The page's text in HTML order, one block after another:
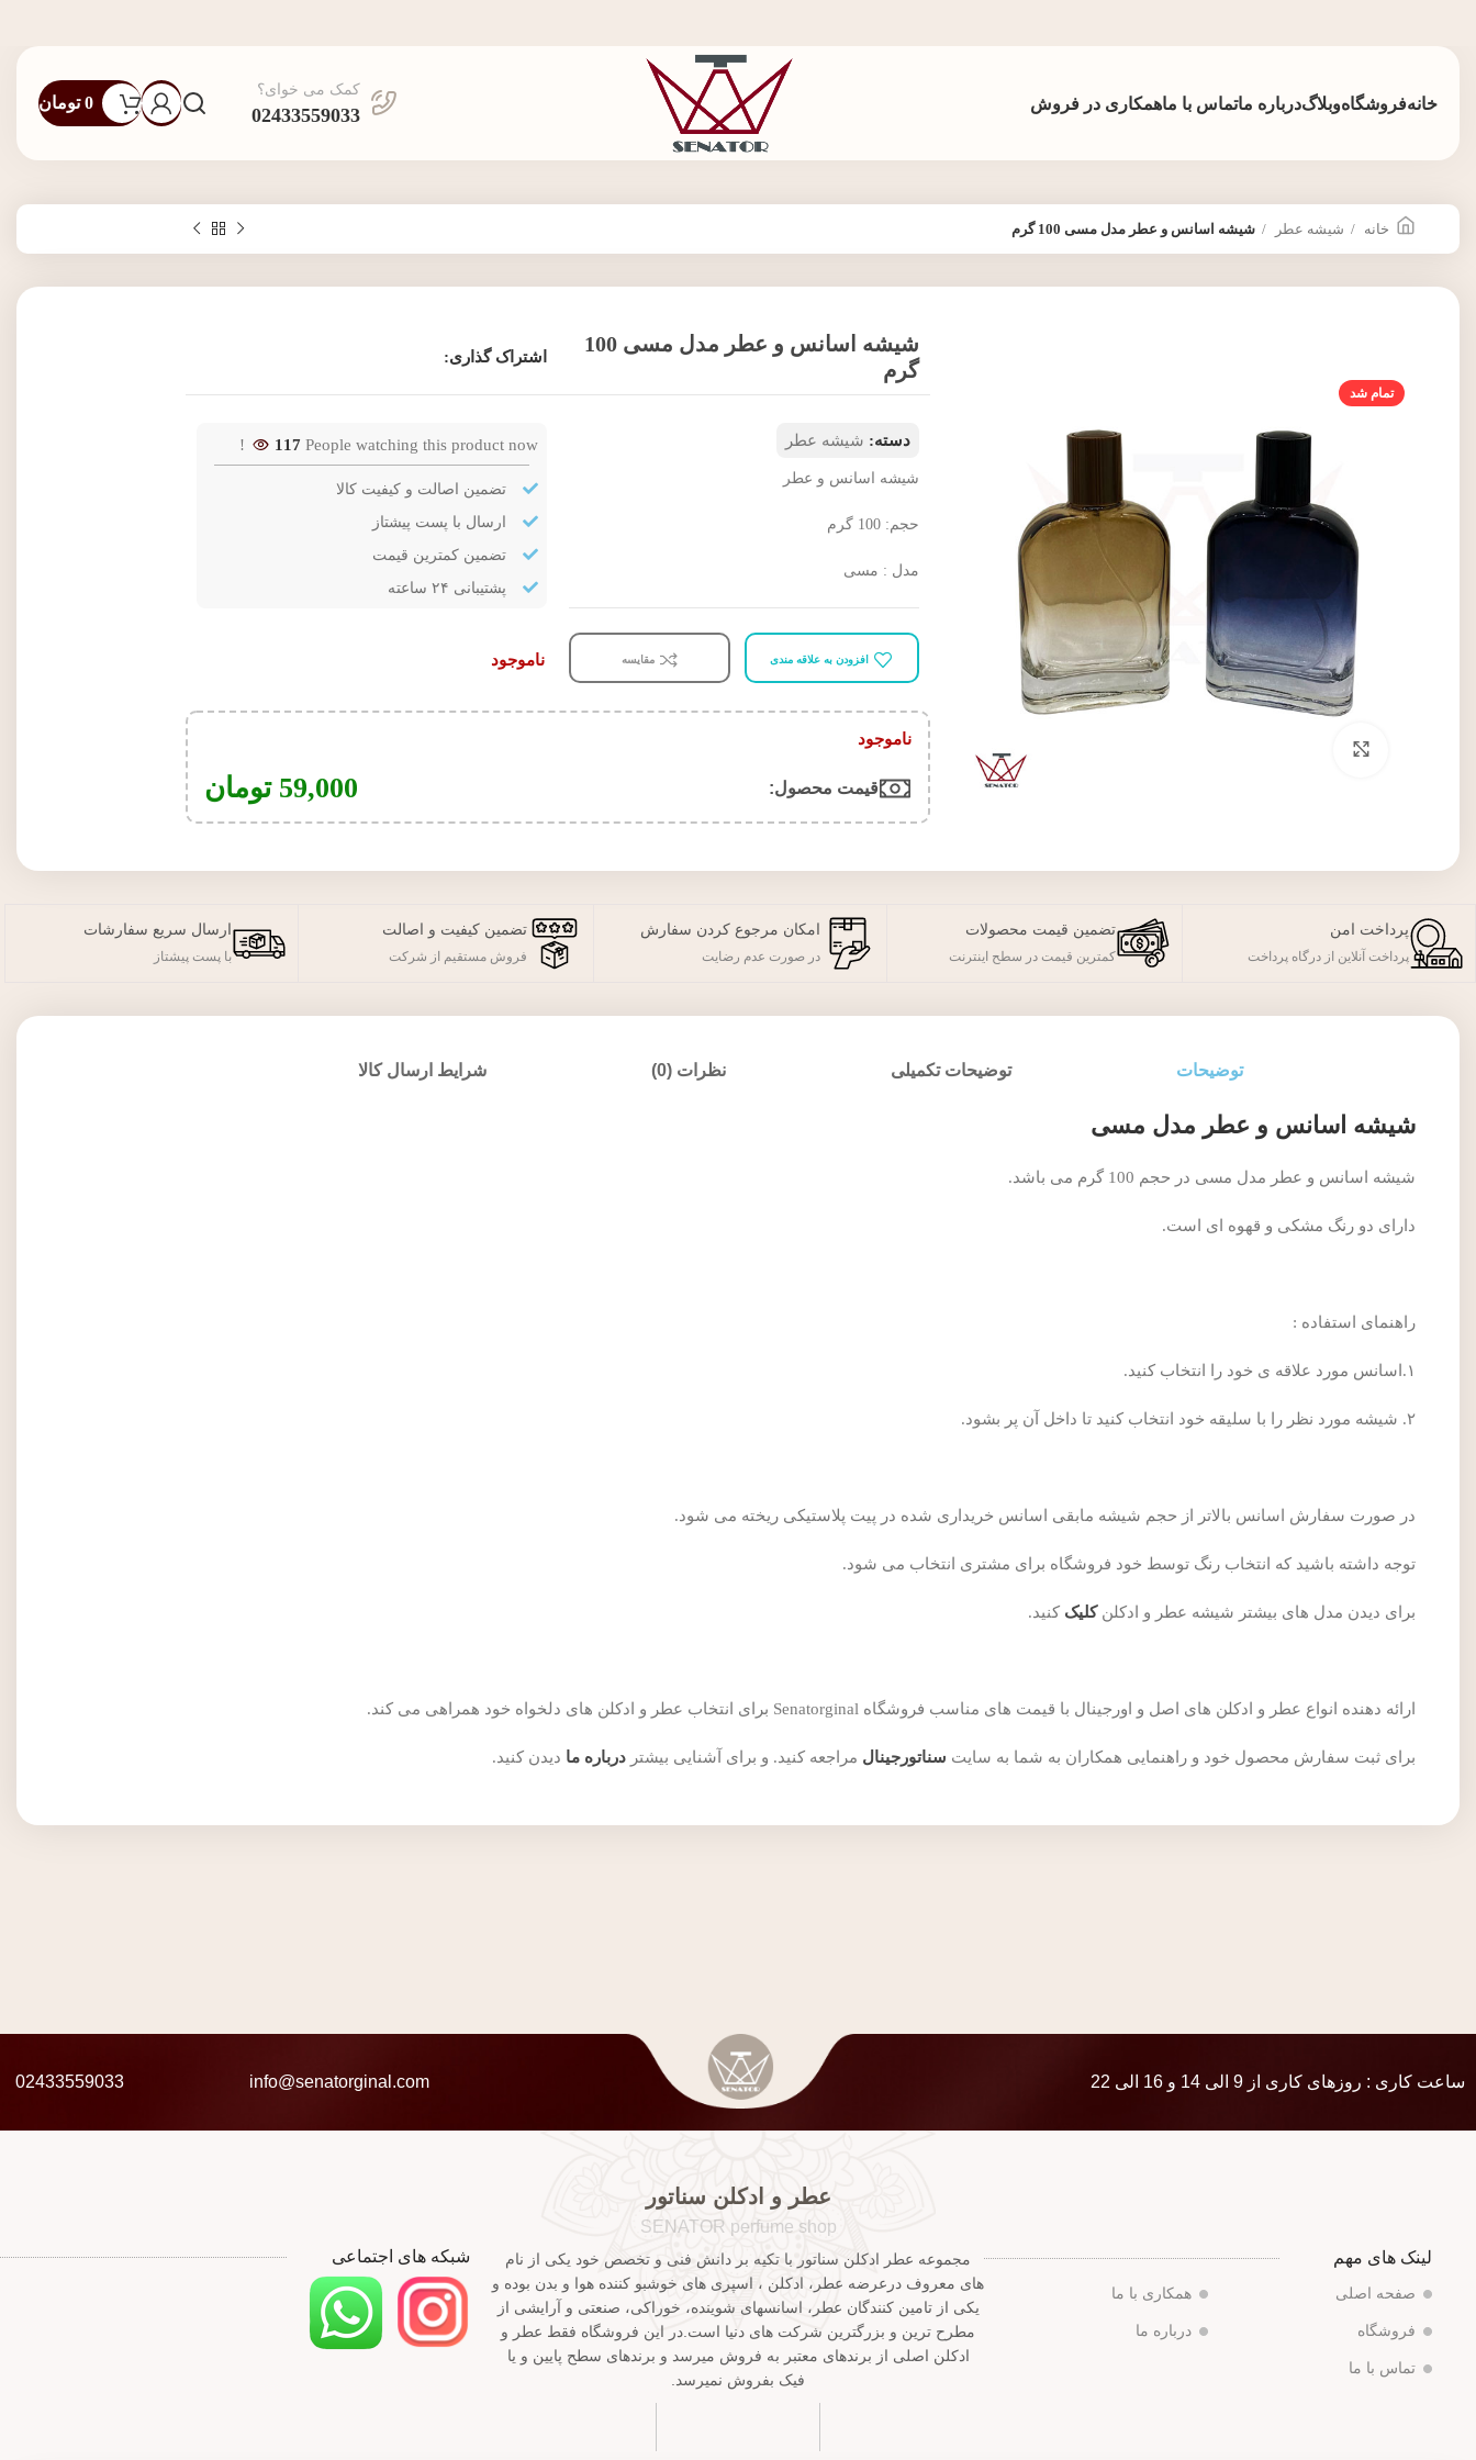
خانهفروشگاهوبلاگدرباره ماتماس با ماهمکاری در فروش
کمک می خوای؟
02433559033
0 تومان
خانه شیشه عطر شیشه اسانس و عطر مدل مسی 100 گرم
تمام شد
شیشه اسانس و عطر مدل مسی 100
گرم
اشتراک گذاری:
دسته: شیشه عطر
شیشه اسانس و عطر
حجم: 100 گرم
مدل : مسی
افزودن به علاقه مندی مقایسه
117 People watching this product now!
تضمین اصالت و کیفیت کالا
ارسال با پست پیشتاز
تضمین کمترین قیمت
پشتیبانی ۲۴ ساعته
ناموجود
ناموجود
قیمت محصول:​ 59,000 تومان
پرداخت امن
پرداخت آنلاین از درگاه پرداخت
تضمین قیمت محصولات
کمترین قیمت در سطح اینترنت
امکان مرجوع کردن سفارش
در صورت عدم رضایت
تضمین کیفیت و اصالت
فروش مستقیم از شرکت
ارسال سریع سفارشات
با پست پیشتاز
توضیحات توضیحات تکمیلی نظرات (0) شرایط ارسال کالا
شیشه اسانس و عطر مدل مسی
شیشه اسانس و عطر مدل مسی در حجم 100 گرم می باشد.
دارای دو رنگ مشکی و قهوه ای است.
راهنمای استفاده :
۱.اسانس مورد علاقه ی خود را انتخاب کنید.
۲. شیشه مورد نظر را با سلیقه خود انتخاب کنید تا داخل آن پر بشود.
در صورت سفارش اسانس بالاتر از حجم شیشه مابقی اسانس خریداری شده در پیت پلاستیکی ریخته می شود.
توجه داشته باشید که انتخاب رنگ توسط خود فروشگاه برای مشتری انتخاب می شود.
برای دیدن مدل های بیشتر شیشه عطر و ادکلنکلیک کنید.
ارائه دهنده انواع عطر و ادکلن های اصل و اورجینال با قیمت های مناسب فروشگاه Senatorginal برای انتخاب عطر و ادکلن های دلخواه خود همراهی می کند.
برای ثبت سفارش محصول خود و راهنمایی همکاران به شما به سایت سناتورجینال مراجعه کنید. و برای آشنایی بیشتر درباره ما دیدن کنید.
ساعت کاری : روزهای کاری از 9 الی 14 و 16 الی 22 info@senatorginal.com
02433559033
لینک های مهم
صفحه اصلی
فروشگاه
تماس با ما
همکاری با ما
درباره ما
عطر و ادکلن سناتور
SENATOR perfume shop
مجموعه عطر ادکلن سناتور با تکیه بر دانش فنی و تخصص خود یکی از نام
های معروف درعرضه عطر، ادکلن ، اسپری های خوشبو کننده هوا و بدن بوده و
یکی از تامین کنندگان عطر، اسانسهای شوینده، خوراکی، صنعتی و آرایشی از
مطرح ترین و بزرگترین شرکت های دنیا است.در این فروشگاه فقط عطر و
ادکلن اصلی از برندهای معتبر به فروش میرسد و برندهای سطح پایین و یا
فیک بفروش نمیرسد.
شبکه های اجتماعی